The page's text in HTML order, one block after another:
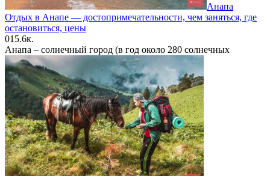
Анапа
Отдых в Анапе — достопримечательности, чем заняться, где
остановиться, цены
015.6к.
Анапа – солнечный город (в год около 280 солнечных